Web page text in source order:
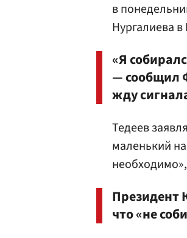
в
Нургалиева
«Я
— сообщил
жду
Тедеев
маленький
Президент
что «не